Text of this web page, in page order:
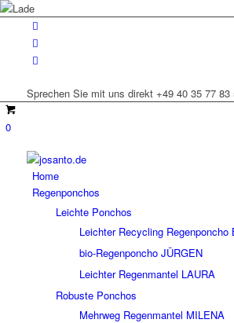
Sprechen Sie mit uns direkt +49 40 35 77 83
0
Home
Regenponchos
Leichte Ponchos
Leichter Recycling Regenponcho
bio-Regenponcho JÜRGEN
Leichter Regenmantel LAURA
Robuste Ponchos
Mehrweg Regenmantel MILENA